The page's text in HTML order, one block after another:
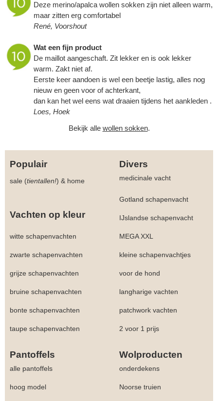
Deze merino/apalca wollen sokken zijn niet alleen warm,
maar zitten erg comfortabel
René, Voorshout
Wat een fijn product
De maillot aangeschaft. Zit lekker en is ook lekker
warm. Zakt niet af.
Eerste keer aandoen is wel een beetje lastig, alles nog
nieuw en geen voor of achterkant,
dan kan het wel eens wat draaien tijdens het aankleden .
Loes, Hoek
Bekijk alle wollen sokken.
Populair Divers
sale (tientallen!) & home medicinale vacht
Gotland schapenvacht
Vachten op kleur IJslandse schapenvacht
witte schapenvachten MEGA XXL
zwarte schapenvachten kleine schapenvachtjes
grijze schapenvachten voor de hond
bruine schapenvachten langharige vachten
bonte schapenvachten patchwork vachten
taupe schapenvachten 2 voor 1 prijs
Pantoffels Wolproducten
alle pantoffels onderdekens
hoog model Noorse truien